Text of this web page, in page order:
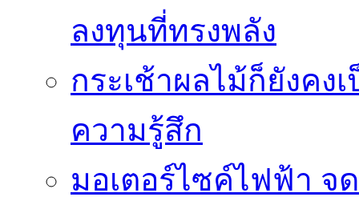
ลงทุนที่ทรงพลัง
กระเช้าผลไม้ก็ยังคง
ความรู้สึก
มอเตอร์ไซค์ไฟฟ้า จ